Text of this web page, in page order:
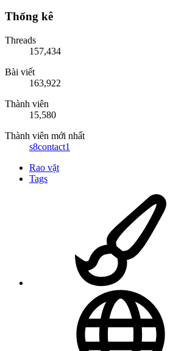
Thống kê
Threads
157,434
Bài viết
163,922
Thành viên
15,580
Thành viên mới nhất
s8contact1
Rao vặt
Tags